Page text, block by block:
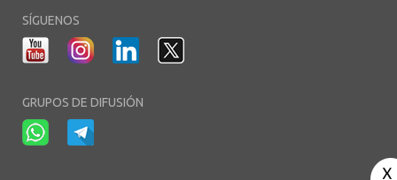
SÍGUENOS
GRUPOS DE DIFUSIÓN